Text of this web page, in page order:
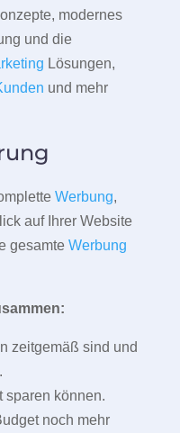
modernes
und die
Lösungen,
und mehr
Werbung,
auf Ihrer Website
gesamte Werbung
zeitgemäß sind und
sparen können.
noch mehr